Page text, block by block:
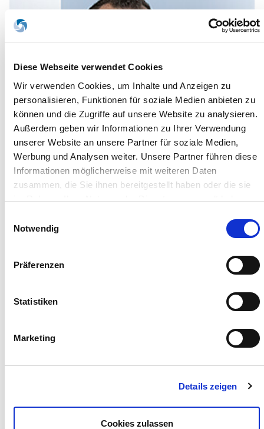
Diese Webseite verwendet Cookies
Wir verwenden Cookies, um Inhalte und Anzeigen zu
personalisieren, Funktionen für soziale Medien anbieten zu
können und die Zugriffe auf unsere Website zu analysieren.
Außerdem geben wir Informationen zu Ihrer Verwendung
unserer Website an unsere Partner für soziale Medien,
Werbung und Analysen weiter. Unsere Partner führen diese
Informationen möglicherweise mit weiteren Daten
zusammen, die Sie ihnen bereitgestellt haben oder die sie
im Rahmen Ihrer Nutzung der Dienste gesammelt haben.
unsere Webseite weiterhin nutzen.
Notwendig
Präferenzen
Statistiken
Marketing
Details zeigen
Cookies zulassen
Dipl.-Oec. / Diplom-Ökonom
Partner Standort Köln